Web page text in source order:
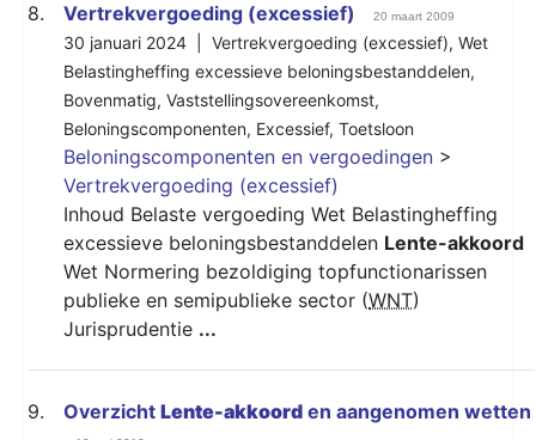
8. Vertrekvergoeding (excessief) 20 maart 2009
30 januari 2024 | Vertrekvergoeding (excessief), Wet
Belastingheffing excessieve beloningsbestanddelen,
Bovenmatig, Vaststellingsovereenkomst,
Beloningscomponenten, Excessief, Toetsloon
Beloningscomponenten en vergoedingen >
Vertrekvergoeding (excessief)
Inhoud Belaste vergoeding Wet Belastingheffing
excessieve beloningsbestanddelen Lente-akkoord
Wet Normering bezoldiging topfunctionarissen
publieke en semipublieke sector (WNT)
Jurisprudentie ...
9. Overzicht Lente-akkoord en aangenomen wetten